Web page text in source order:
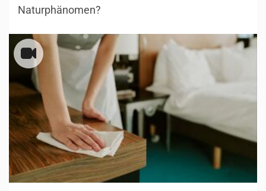
Naturphänomen?